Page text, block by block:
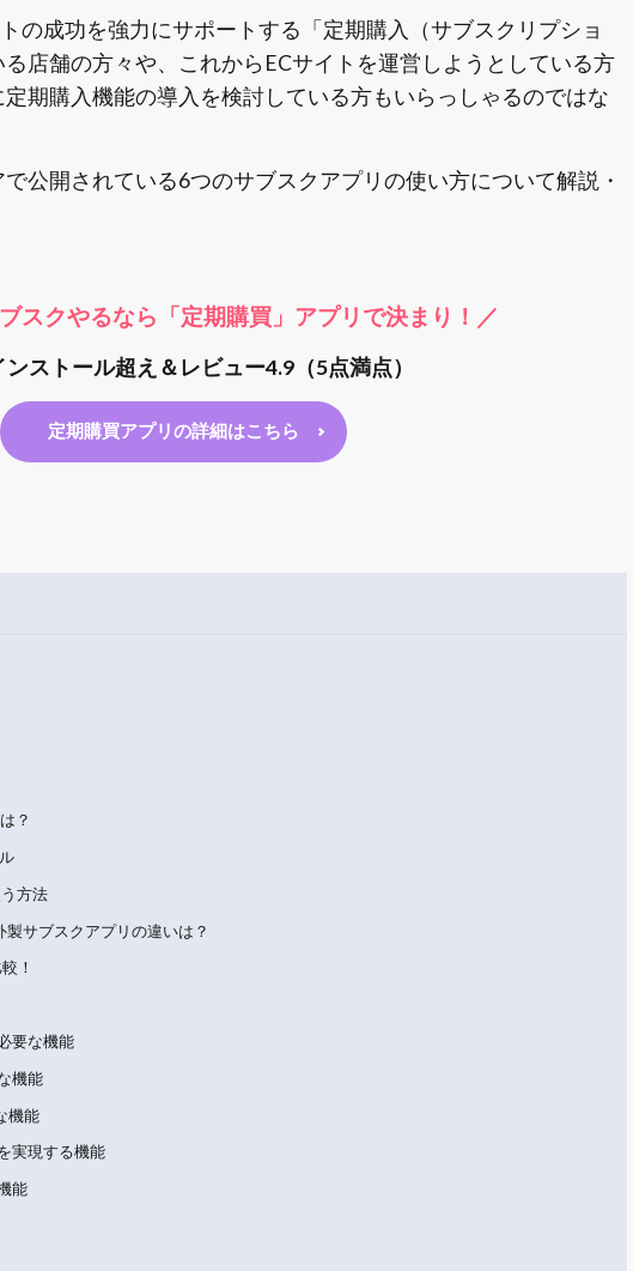
の成功を強力にサポートする「定期購入（サブスクリプショ
店舗の方々や、これからECサイトを運営しようとしている方
期購入機能の導入を検討している方もいらっしゃるのではな
公開されている6つのサブスクアプリの使い方について解説・
スクやるなら「定期購買」アプリで決まり！／
ンストール超え＆レビュー4.9（5点満点）
定期購買アプリの詳細はこちら
？
方法
サブスクアプリの違いは？
！
要な機能
機能
機能
実現する機能
能